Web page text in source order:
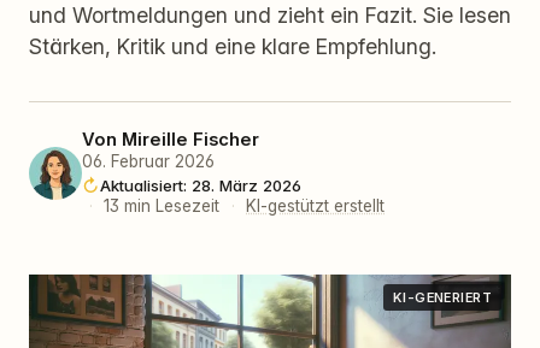
und Wortmeldungen und zieht ein Fazit. Sie lesen
Stärken, Kritik und eine klare Empfehlung.
Von Mireille Fischer
06. Februar 2026
Aktualisiert: 28. März 2026
·
13 min Lesezeit · KI-gestützt erstellt
KI-GENERIERT